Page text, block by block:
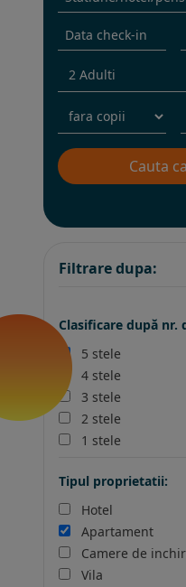
Filtrare dupa:
Clasificare după nr.
5 stele
4 stele
3 stele
2 stele
1 stele
Tipul proprietatii:
Hotel
Apartament
Camere de
Vila